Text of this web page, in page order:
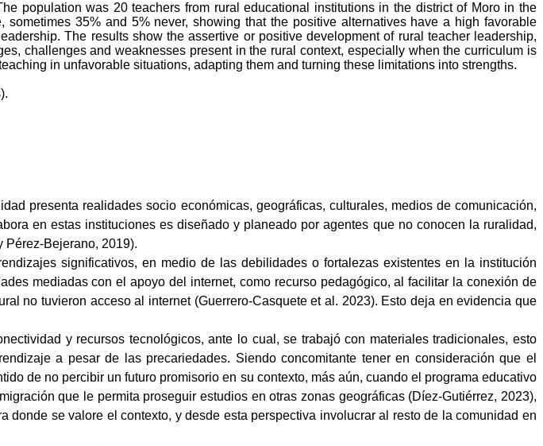
population was 20 teachers from rural educational institutions in the district of Moro in the
35% and 5% never, showing that the positive alternatives have a high favorable
The results show the assertive or positive development of rural teacher leadership,
challenges and weaknesses present in the rural context, especially when the curriculum is
in unfavorable situations, adapting them and turning these limitations into strengths.
presenta realidades socio económicas, geográficas, culturales, medios de comunicación,
en estas instituciones es diseñado y planeado por agentes que no conocen la ruralidad,
Pérez-Bejerano, 2019).
significativos, en medio de las debilidades o fortalezas existentes en la institución
mediadas con el apoyo del internet, como recurso pedagógico, al facilitar la conexión de
no tuvieron acceso al internet (Guerrero-Casquete et al. 2023). Esto deja en evidencia que
y recursos tecnológicos, ante lo cual, se trabajó con materiales tradicionales, esto
a pesar de las precariedades. Siendo concomitante tener en consideración que el
de no percibir un futuro promisorio en su contexto, más aún, cuando el programa educativo
que le permita proseguir estudios en otras zonas geográficas (Díez-Gutiérrez, 2023),
se valore el contexto, y desde esta perspectiva involucrar al resto de la comunidad en